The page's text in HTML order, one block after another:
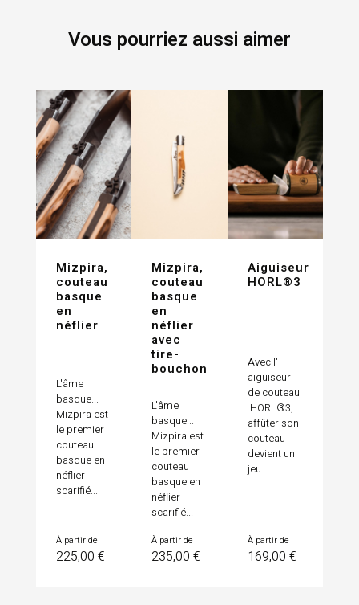
Vous pourriez aussi aimer
Mizpira,
couteau
basque
en
néflier
L'âme
basque...
Mizpira est
le premier
couteau
basque en
néflier
scarifié...
À partir de
225,00 €
Mizpira,
couteau
basque
en
néflier
avec
tire-
bouchon
L'âme
basque...
Mizpira est
le premier
couteau
basque en
néflier
scarifié...
À partir de
235,00 €
Aiguiseur
HORL®3
Avec l'
aiguiseur
de couteau
HORL®3,
affûter son
couteau
devient un
jeu...
À partir de
169,00 €